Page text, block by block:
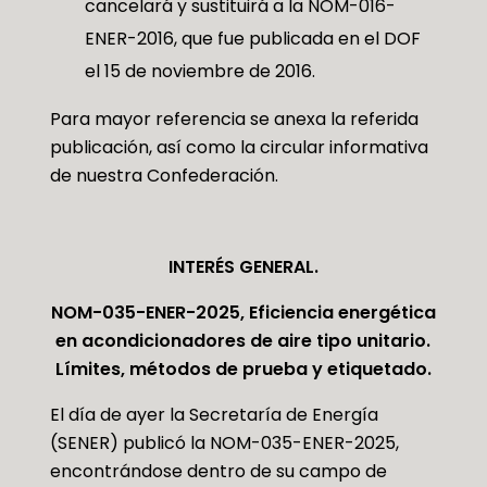
cancelará y sustituirá a la NOM-016-
ENER-2016, que fue publicada en el DOF
el 15 de noviembre de 2016.
Para mayor referencia se anexa la referida
publicación, así como la circular informativa
de nuestra Confederación.
INTERÉS GENERAL.
NOM-035-ENER-2025, Eficiencia energética
en acondicionadores de aire tipo unitario.
Límites, métodos de prueba y etiquetado.
El día de ayer la Secretaría de Energía
(SENER) publicó la NOM-035-ENER-2025,
encontrándose dentro de su campo de